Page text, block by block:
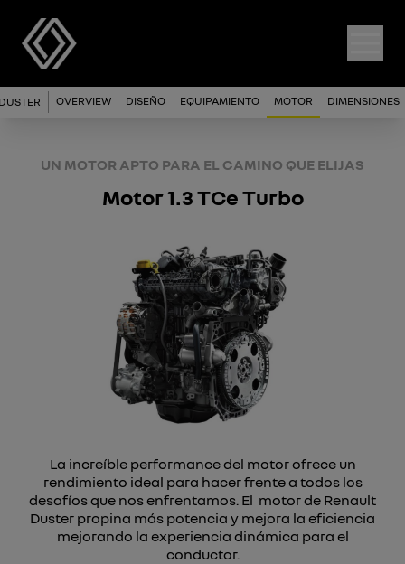
OVERVIEW DISEÑO EQUIPAMIENTO MOTOR DIMENSIONES
UN MOTOR APTO PARA EL CAMINO QUE ELIJAS
Motor 1.3 TCe Turbo
La increíble performance del motor ofrece un
rendimiento ideal para hacer frente a todos los
desafíos que nos enfrentamos. El motor de Renault
Duster propina más potencia y mejora la eficiencia
mejorando la experiencia dinámica para el
conductor.